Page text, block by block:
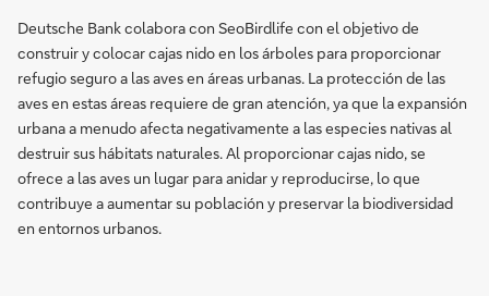
Deutsche Bank colabora con SeoBirdlife con el objetivo de
construir y colocar cajas nido en los árboles para proporcionar
refugio seguro a las aves en áreas urbanas. La protección de las
aves en estas áreas requiere de gran atención, ya que la expansión
urbana a menudo afecta negativamente a las especies nativas al
destruir sus hábitats naturales. Al proporcionar cajas nido, se
ofrece a las aves un lugar para anidar y reproducirse, lo que
contribuye a aumentar su población y preservar la biodiversidad
en entornos urbanos.